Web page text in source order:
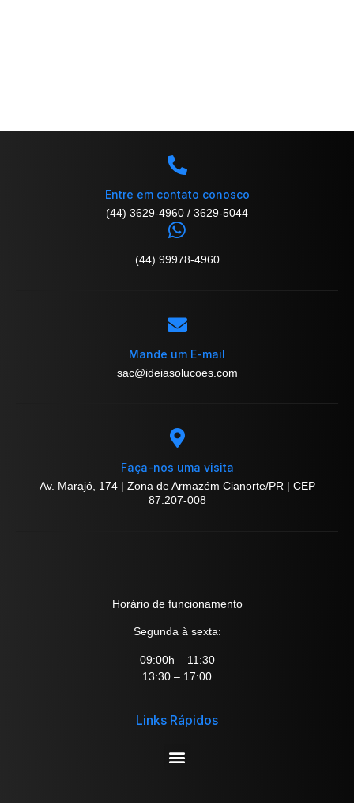
Entre em contato conosco
(44) 3629-4960 / 3629-5044
(44) 99978-4960
Mande um E-mail
sac@ideiasolucoes.com
Faça-nos uma visita
Av. Marajó, 174 | Zona de Armazém Cianorte/PR | CEP
87.207-008
Horário de funcionamento
Segunda à sexta:
09:00h – 11:30
13:30 – 17:00
Links Rápidos